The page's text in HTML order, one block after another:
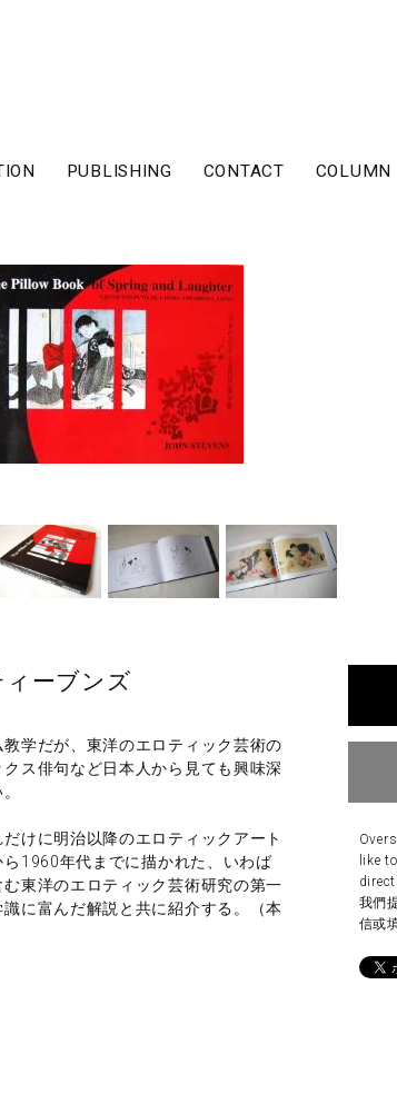
PUBLISHING CONTACT COLUMN
ィーブンズ
学だが、東洋のエロティック芸術の
ス俳句など日本人から見ても興味深
けに明治以降のエロティックアート
1960年代までに描かれた、いわば
東洋のエロティック芸術研究の第一
に富んだ解説と共に紹介する。（本
like
我們
信或